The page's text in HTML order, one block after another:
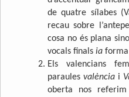
de quatre sílabes
recau sobre
cosa no és plana
vocals finals ia
Els valencians
paraules valència i
oberta nos